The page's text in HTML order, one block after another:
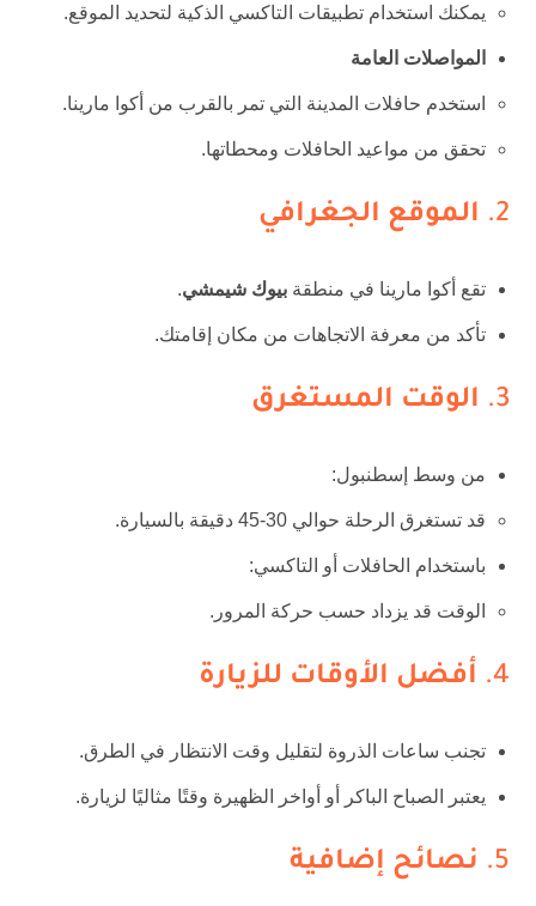
يمكنك استخدام تطبيقات التاكسي الذكية لتحديد الموقع.
المواصلات العامة
استخدم حافلات المدينة التي تمر بالقرب من أكوا مارينا.
تحقق من مواعيد الحافلات ومحطاتها.
2. الموقع الجغرافي
تقع أكوا مارينا في منطقةبيوك شيمشي.
تأكد من معرفة الاتجاهات من مكان إقامتك.
3. الوقت المستغرق
من وسط إسطنبول:
قد تستغرق الرحلة حوالي 30-45 دقيقة بالسيارة.
باستخدام الحافلات أو التاكسي:
الوقت قد يزداد حسب حركة المرور.
4. أفضل الأوقات للزيارة
تجنب ساعات الذروة لتقليل وقت الانتظار في الطرق.
يعتبر الصباح الباكر أو أواخر الظهيرة وقتًا مثاليًا لزيارة.
5. نصائح إضافية